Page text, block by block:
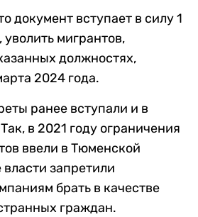
документ вступает в силу 1
мигрантов,
должностях,
2024 года.
ранее вступали и в
в 2021 году ограничения
ввели в Тюменской
запретили
брать в качестве
граждан.